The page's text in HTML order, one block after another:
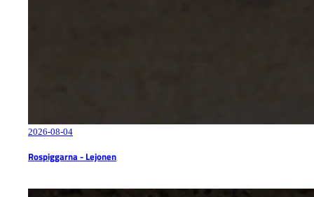
2026-08-04
Rospiggarna - Lejonen